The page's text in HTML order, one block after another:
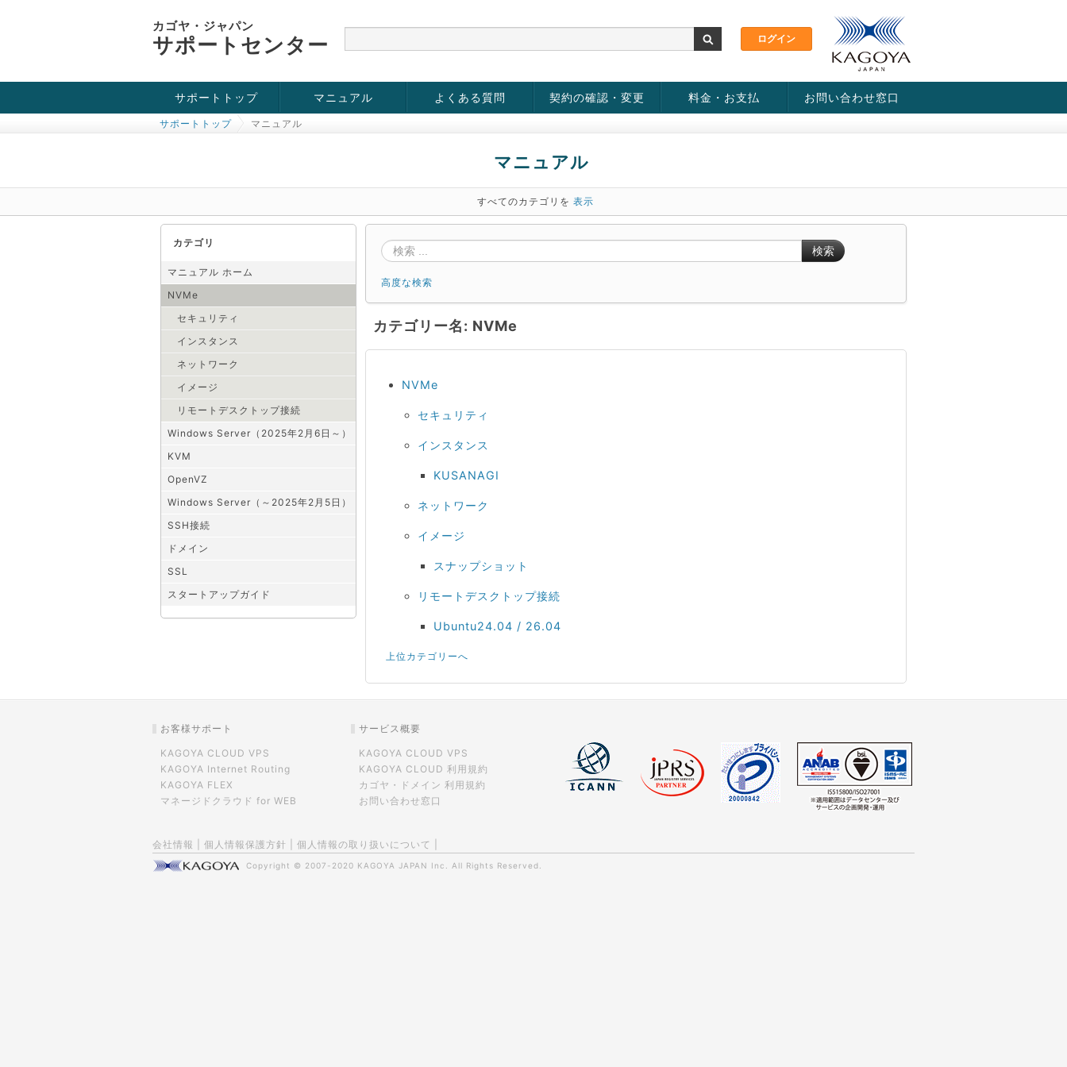
カゴヤ・ジャパン
サポートセンター
サポートトップ
お役立ち情報
チュートリアル
障害・メンテナンス情報
マニュアル
KVM
OpenVZ
Windows Server
SSH接続
ドメイン
SSL
よくある質問 契約の確認・変更 料金・お支払 お問い合わせ窓口
サポートトップ マニュアル
マニュアル
すべてのカテゴリを 表示
カテゴリ
マニュアル ホーム
NVMe
セキュリティ
インスタンス
ネットワーク
イメージ
リモートデスクトップ接続
Windows Server（2025年2月6日～）
KVM
OpenVZ
Windows Server（～2025年2月5日）
SSH接続
ドメイン
SSL
スタートアップガイド
検索
高度な検索
カテゴリー名: NVMe
NVMe
セキュリティ
インスタンス
KUSANAGI
ネットワーク
イメージ
スナップショット
リモートデスクトップ接続
Ubuntu24.04 / 26.04
上位カテゴリーへ
お客様サポート
KAGOYA CLOUD VPS
KAGOYA Internet Routing
KAGOYA FLEX
マネージドクラウド for WEB
サービス概要
KAGOYA CLOUD VPS
KAGOYA CLOUD 利用規約
カゴヤ・ドメイン 利用規約
お問い合わせ窓口
会社情報 個人情報保護方針 個人情報の取り扱いについて
Copyright © 2007-2020 KAGOYA JAPAN Inc. All Rights Reserved.